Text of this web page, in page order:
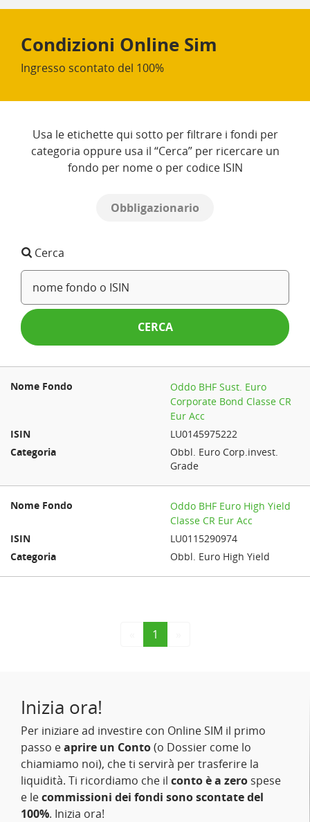
Condizioni Online Sim
Ingresso scontato del 100%
Usa le etichette qui sotto per filtrare i fondi per
categoria oppure usa il “Cerca” per ricercare un
fondo per nome o per codice ISIN
Obbligazionario
Cerca
CERCA
Oddo BHF Sust. Euro
Corporate Bond Classe CR
Eur Acc
LU0145975222
Obbl. Euro Corp.invest.
Grade
Oddo BHF Euro High Yield
Classe CR Eur Acc
LU0115290974
Obbl. Euro High Yield
1
Inizia ora!
Per iniziare ad investire con Online SIM il primo
passo eaprire un Conto(o Dossier come lo
chiamiamo noi), che ti servirà per trasferire la
liquidità. Ti ricordiamo che il conto è a zero spese
e lecommissioni dei fondi sono scontate del
100%. Inizia ora!